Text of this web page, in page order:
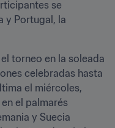
se
y Portugal, la
torneo en la soleada
celebradas hasta
el miércoles,
el palmarés
y Suecia